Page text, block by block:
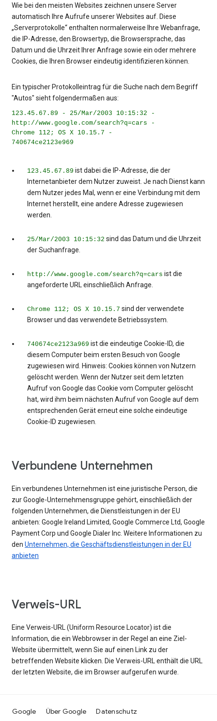
Wie bei den meisten Websites zeichnen unsere Server
automatisch Ihre Aufrufe unserer Websites auf. Diese
„Serverprotokolle“ enthalten normalerweise Ihre Webanfrage,
die IP-Adresse, den Browsertyp, die Browsersprache, das
Datum und die Uhrzeit Ihrer Anfrage sowie ein oder mehrere
Cookies, die Ihren Browser eindeutig identifizieren können.
Ein typischer Protokolleintrag für die Suche nach dem Begriff
"Autos" sieht folgendermaßen aus:
123.45.67.89 - 25/Mar/2003 10:15:32 -
http://www.google.com/search?q=cars -
Chrome 112; OS X 10.15.7 -
740674ce2123e969
123.45.67.89 ist dabei die IP-Adresse, die der
Internetanbieter dem Nutzer zuweist. Je nach Dienst kann
dem Nutzer jedes Mal, wenn er eine Verbindung mit dem
Internet herstellt, eine andere Adresse zugewiesen
werden.
25/Mar/2003 10:15:32 sind das Datum und die Uhrzeit
der Suchanfrage.
http://www.google.com/search?q=cars ist die
angeforderte URL einschließlich Anfrage.
Chrome 112; OS X 10.15.7 sind der verwendete
Browser und das verwendete Betriebssystem.
740674ce2123a969 ist die eindeutige Cookie-ID, die
diesem Computer beim ersten Besuch von Google
zugewiesen wird. Hinweis: Cookies können von Nutzern
gelöscht werden. Wenn der Nutzer seit dem letzten
Aufruf von Google das Cookie vom Computer gelöscht
hat, wird ihm beim nächsten Aufruf von Google auf dem
entsprechenden Gerät erneut eine solche eindeutige
Cookie-ID zugewiesen.
Verbundene Unternehmen
Ein verbundenes Unternehmen ist eine juristische Person, die
zur Google-Unternehmensgruppe gehört, einschließlich der
folgenden Unternehmen, die Dienstleistungen in der EU
anbieten: Google Ireland Limited, Google Commerce Ltd, Google
Payment Corp und Google Dialer Inc. Weitere Informationen zu
den Unternehmen, die Geschäftsdienstleistungen in der EU
anbieten
Verweis-URL
Eine Verweis-URL (Uniform Resource Locator) ist die
Information, die ein Webbrowser in der Regel an eine Ziel-
Website übermittelt, wenn Sie auf einen Link zu der
betreffenden Website klicken. Die Verweis-URL enthält die URL
der letzten Website, die im Browser aufgerufen wurde.
Google Über Google Datenschutz